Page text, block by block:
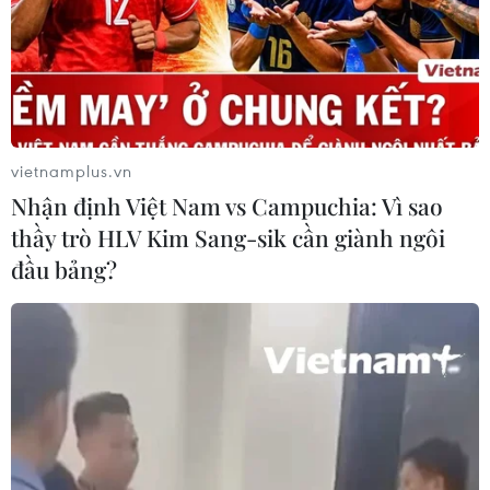
quốc gia năm 2019, trong chiều 24/6, tổng số thí sinh
trên toàn quốc đến làm thủ tục dự thi là 879.742 thí sinh,
đạt tỷ lệ 99,17%.
Thí sinh hồi hộp trước khi bước vào môn
vietnamplus.vn
Nhận định Việt Nam vs Campuchia: Vì sao
thầy trò HLV Kim Sang-sik cần giành ngôi
đầu bảng?